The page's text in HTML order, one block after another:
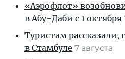
«Аэрофлот»
в Абу-Даби с 1 октября
Туристам рассказали,
в Стамбуле 7 августа